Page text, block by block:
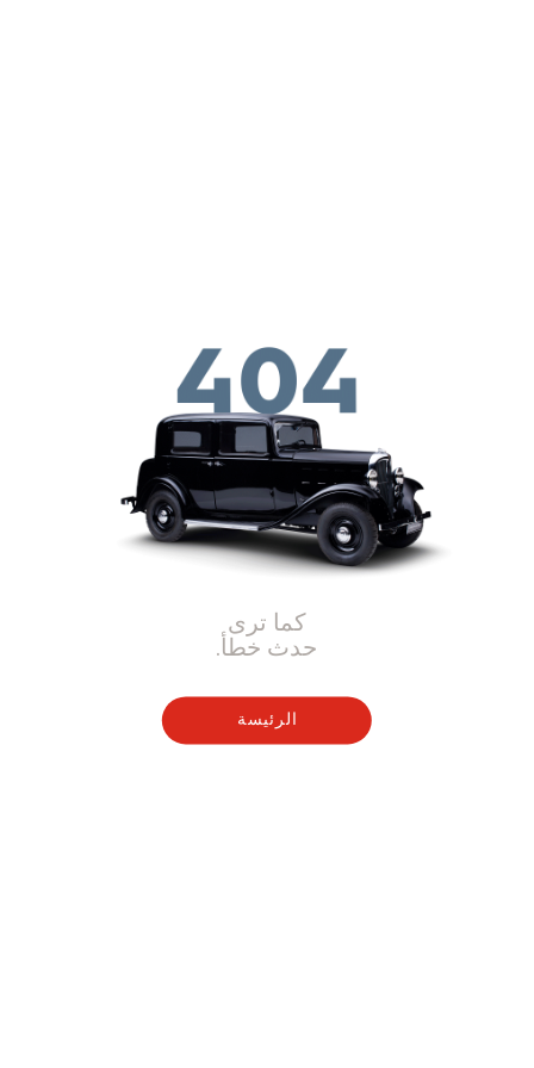
كما ترى
حدث خطأ.
الرئيسة